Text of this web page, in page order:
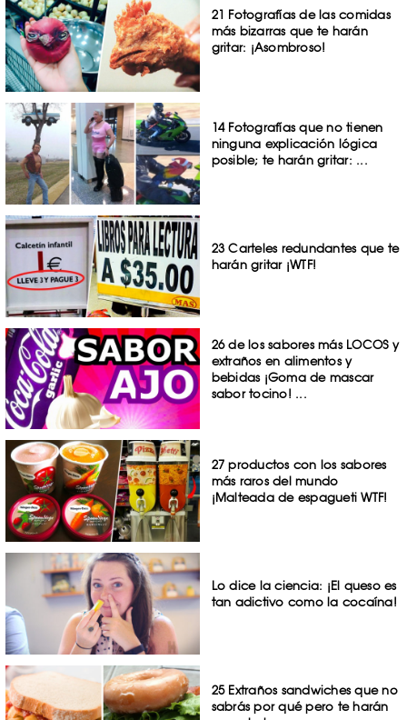
21 Fotografías de las comidas
más bizarras que te harán
gritar: ¡Asombroso!
14 Fotografías que no tienen
ninguna explicación lógica
posible; te harán gritar: ...
23 Carteles redundantes que te
harán gritar ¡WTF!
26 de los sabores más LOCOS y
extraños en alimentos y
bebidas ¡Goma de mascar
sabor tocino! ...
27 productos con los sabores
más raros del mundo
¡Malteada de espagueti WTF!
Lo dice la ciencia: ¡El queso es
tan adictivo como la cocaína!
25 Extraños sandwiches que no
sabrás por qué pero te harán